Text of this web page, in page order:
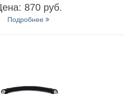
870 руб.
Подробнее